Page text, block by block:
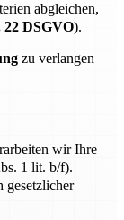
abgleichen,
DSGVO).
zu verlangen
wir Ihre
1 lit. b/f).
gesetzlicher